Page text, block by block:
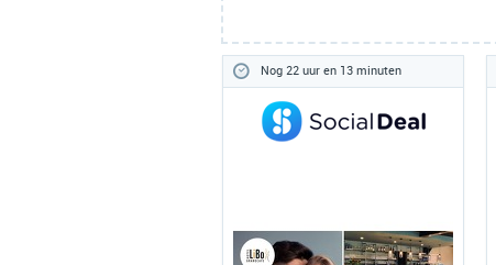
Nog 22 uur en 13 minuten